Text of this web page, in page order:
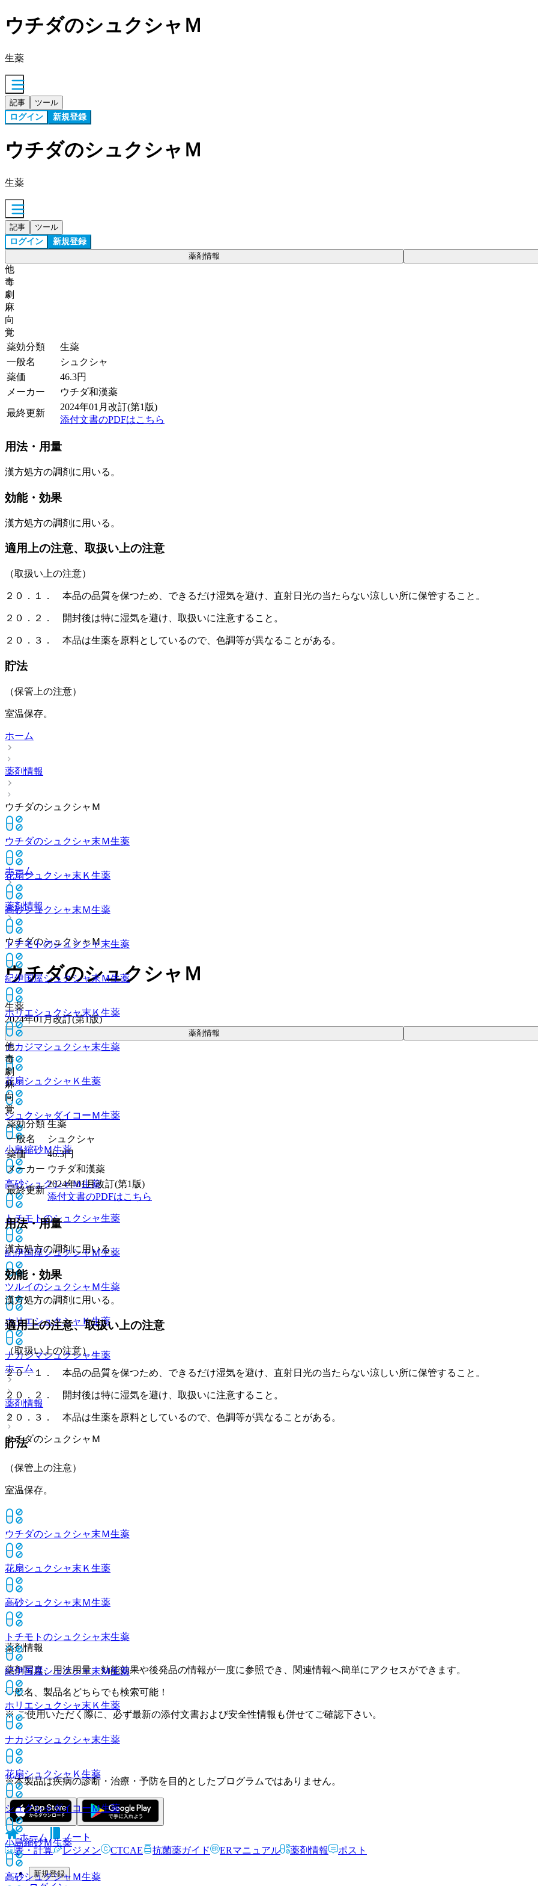
ウチダのシュクシャＭ
生薬
記事 ツール
ログイン 新規登録
ウチダのシュクシャＭ
生薬
記事 ツール
ログイン 新規登録
薬剤情報
他
毒
劇
麻
向
覚
薬効分類
生薬
一般名
シュクシャ
薬価
46.3円
メーカー
ウチダ和漢薬
最終更新
2024年01月改訂(第1版)
添付文書のPDFはこちら
用法・用量
漢方処方の調剤に用いる。
効能・効果
漢方処方の調剤に用いる。
適用上の注意、取扱い上の注意
（取扱い上の注意）
２０．１． 本品の品質を保つため、できるだけ湿気を避け、直射日光の当たらない涼しい所に保管すること。
２０．２． 開封後は特に湿気を避け、取扱いに注意すること。
２０．３． 本品は生薬を原料としているので、色調等が異なることがある。
貯法
（保管上の注意）
室温保存。
ホーム
薬剤情報
ウチダのシュクシャＭ
ウチダのシュクシャ末Ｍ生薬
花扇シュクシャ末Ｋ 生薬
高砂シュクシャ末Ｍ生薬
トチモトのシュクシャ末生薬
紀伊国屋シュクシャ末Ｍ生薬
ホリエシュクシャ末Ｋ 生薬
ナカジマシュクシャ末生薬
花扇シュクシャＫ 生薬
シュクシャダイコーＭ生薬
小島縮砂Ｍ生薬
高砂シュクシャＭ生薬
トチモトのシュクシャ生薬
紀伊国屋シュクシャＭ生薬
ツルイのシュクシャＭ生薬
ホリエシュクシャＫ生薬
ナカジマシュクシャ生薬
ホーム
薬剤情報
ウチダのシュクシャＭ
ホーム
薬剤情報
ウチダのシュクシャＭ
ウチダのシュクシャＭ
生薬
2024年01月改訂(第1版)
薬剤情報
他
毒
劇
麻
向
覚
薬効分類 生薬
一般名
シュクシャ
薬価
46.3円
メーカー ウチダ和漢薬
最終更新
2024年01月改訂(第1版)
添付文書のPDFはこちら
用法・用量
漢方処方の調剤に用いる。
効能・効果
漢方処方の調剤に用いる。
適用上の注意、取扱い上の注意
（取扱い上の注意）
２０．１． 本品の品質を保つため、できるだけ湿気を避け、直射日光の当たらない涼しい所に保管すること。
２０．２． 開封後は特に湿気を避け、取扱いに注意すること。
２０．３． 本品は生薬を原料としているので、色調等が異なることがある。
貯法
（保管上の注意）
室温保存。
ウチダのシュクシャ末Ｍ生薬
花扇シュクシャ末Ｋ 生薬
高砂シュクシャ末Ｍ生薬
トチモトのシュクシャ末生薬
紀伊国屋シュクシャ末Ｍ生薬
ホリエシュクシャ末Ｋ 生薬
ナカジマシュクシャ末生薬
花扇シュクシャＫ 生薬
シュクシャダイコーＭ生薬
小島縮砂Ｍ生薬
高砂シュクシャＭ生薬
薬剤情報
薬剤写真、用法用量、効能効果や後発品の情報が一度に参照でき、関連情報へ簡単にアクセスができます。
一般名、製品名どちらでも検索可能！
※ ご使用いただく際に、必ず最新の添付文書および安全性情報も併せてご確認下さい。
※本製品は疾病の診断・治療・予防を目的としたプログラムではありません。
ホーム
ノート
表・計算
レジメン CTCAE 抗菌薬ガイド ERマニュアル 薬剤情報 ポスト
新規登録